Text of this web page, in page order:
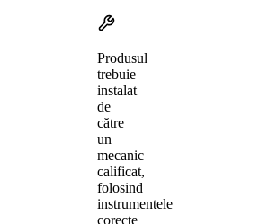
Produsul
trebuie
instalat
de
către
un
mecanic
calificat,
folosind
instrumentele
corecte